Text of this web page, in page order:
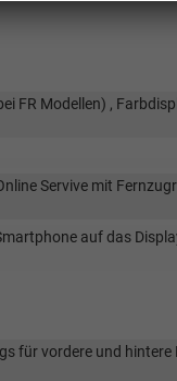
FR Modellen) ,
Servive mit
auf das
für vordere und hintere